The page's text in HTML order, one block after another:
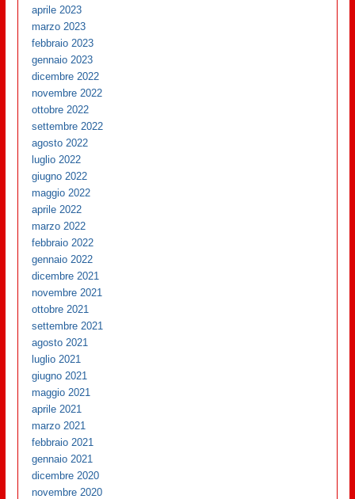
aprile 2023
marzo 2023
febbraio 2023
gennaio 2023
dicembre 2022
novembre 2022
ottobre 2022
settembre 2022
agosto 2022
luglio 2022
giugno 2022
maggio 2022
aprile 2022
marzo 2022
febbraio 2022
gennaio 2022
dicembre 2021
novembre 2021
ottobre 2021
settembre 2021
agosto 2021
luglio 2021
giugno 2021
maggio 2021
aprile 2021
marzo 2021
febbraio 2021
gennaio 2021
dicembre 2020
novembre 2020